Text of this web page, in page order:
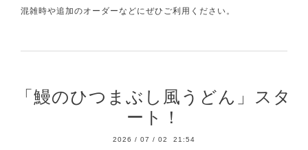
混雑時や追加のオーダーなどにぜひご利用ください。
「鰻のひつまぶし風うどん」スタ
ート！
2026 / 07 / 02 21:54